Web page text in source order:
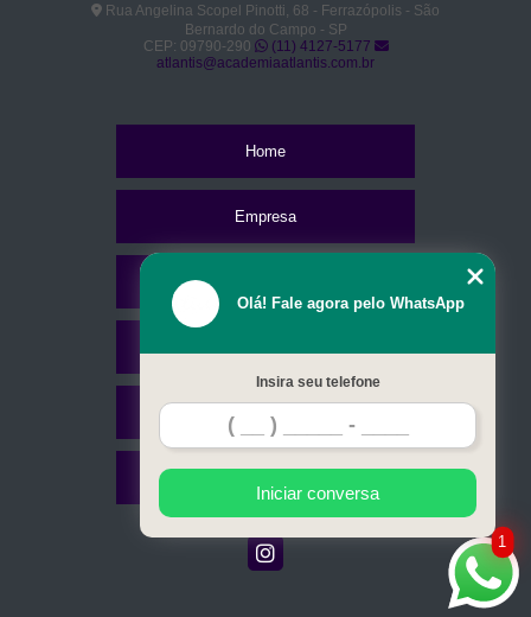
Rua Angelina Scopel Pinotti, 68 - Ferrazópolis - São
Bernardo do Campo - SP
CEP: 09790-290
(11) 4127-5177
atlantis@academiaatlantis.com.br
Home
Empresa
1
Olá! Fale agora pelo WhatsApp
Insira seu telefone
Iniciar conversa